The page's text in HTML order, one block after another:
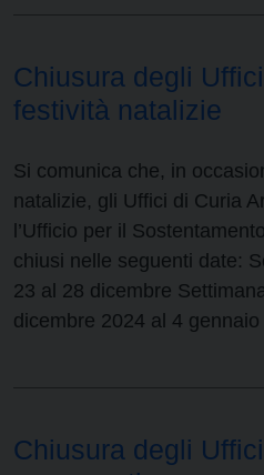
Chiusura degli
festività natalizie
Si comunica che, in
natalizie, gli Uffici di Curia
l’Ufficio per il
chiusi nelle seguenti date:
23 al 28 dicembre
dicembre 2024 al 4 gennaio
Chiusura degli